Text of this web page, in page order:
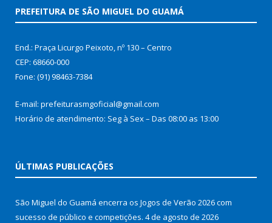
PREFEITURA DE SÃO MIGUEL DO GUAMÁ
End.: Praça Licurgo Peixoto, nº 130 – Centro
CEP: 68660-000
Fone: (91) 98463-7384
E-mail: prefeiturasmgoficial@gmail.com
Horário de atendimento: Seg à Sex – Das 08:00 as 13:00
ÚLTIMAS PUBLICAÇÕES
São Miguel do Guamá encerra os Jogos de Verão 2026 com
sucesso de público e competições. 4 de agosto de 2026